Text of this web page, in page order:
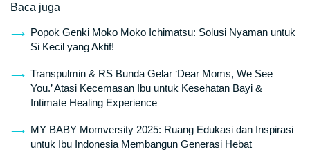
Baca juga
Popok Genki Moko Moko Ichimatsu: Solusi Nyaman untuk
Si Kecil yang Aktif!
Transpulmin & RS Bunda Gelar ‘Dear Moms, We See
You.’ Atasi Kecemasan Ibu untuk Kesehatan Bayi &
Intimate Healing Experience
MY BABY Momversity 2025: Ruang Edukasi dan Inspirasi
untuk Ibu Indonesia Membangun Generasi Hebat